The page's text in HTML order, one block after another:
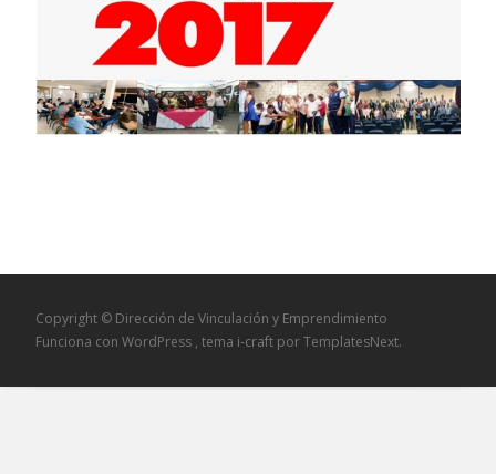
Copyright © Dirección de Vinculación y Emprendimiento
Funciona con WordPress , tema i-craft por TemplatesNext.